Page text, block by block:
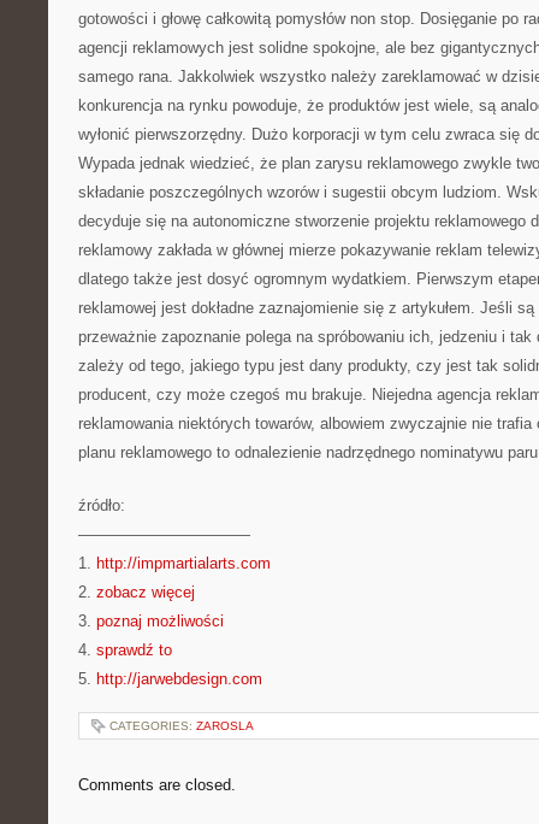
gotowości i głowę całkowitą pomysłów non stop. Dosięganie po
agencji reklamowych jest solidne spokojne, ale bez
samego rana. Jakkolwiek wszystko należy zareklamować w
konkurencja na rynku powoduje, że produktów jest wiele, są
wyłonić pierwszorzędny. Dużo korporacji w tym celu zwraca się
Wypada jednak wiedzieć, że plan zarysu reklamowego zwykle
składanie poszczególnych wzorów i sugestii obcym ludziom.
decyduje się na autonomiczne stworzenie projektu reklamowego
reklamowy zakłada w głównej mierze pokazywanie reklam
dlatego także jest dosyć ogromnym wydatkiem. Pierwszym
reklamowej jest dokładne zaznajomienie się z artykułem. Jeśli
przeważnie zapoznanie polega na spróbowaniu ich, jedzeniu i
zależy od tego, jakiego typu jest dany produkty, czy jest tak
producent, czy może czegoś mu brakuje. Niejedna agencja
reklamowania niektórych towarów, albowiem zwyczajnie nie
planu reklamowego to odnalezienie nadrzędnego nominatywu
źródło:
———————————
1. http://impmartialarts.com
2. zobacz więcej
3. poznaj możliwości
4. sprawdź to
5. http://jarwebdesign.com
CATEGORIES: ZAROSLA
Comments are closed.